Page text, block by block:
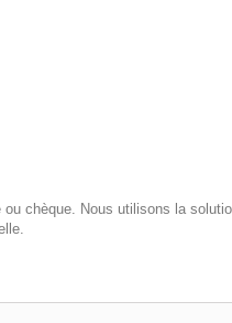
chèque. Nous utilisons la